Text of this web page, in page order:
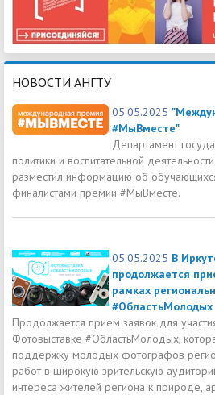
НОВОСТИ АНГТУ
05.05.2025
#МыВместе"
Департамент
политики и воспитательной
разместил информацию об
финалистами премии #МыВместе.
05.05.2025 В
продолжается
рамках
#ОбластьМолодых
Продолжается прием заявок для
Фотовыставке #ОбластьМолодых,
поддержку молодых фотографов
работ в широкую зрительскую
интереса жителей региона к природе,